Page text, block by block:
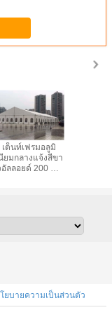
เต็นท์เฟรมอลูมิ
ยมกลางแจ้งสีขา
ลลอยด์ 200 คน
ยบายความเป็นส่วนตัว